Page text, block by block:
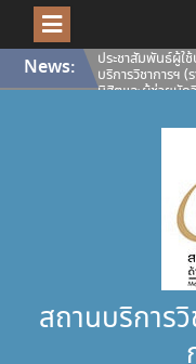
Skip
content
News: ประชาสัมพันธ์ผู้ใ
บริการวิชาการฯ (
นิสิตและผู้ช่วยนัก
ห้องปฏิบัติการแล
วิทยาศาสตร์ สถา
ด้านวิทยาศาสต
เปิดโลกงานวิจั
สถานบริการวิชา
วิทยาศาสตร์กา
บริการ กล้องจุล
ชนิดแสงส่องกรา
Confocal
LSM 900 with
คณะวิทยาศาสตร์
มหาวิทยาลัยนเร
พันธ์ รองผู้อำนว
สถานบริการ